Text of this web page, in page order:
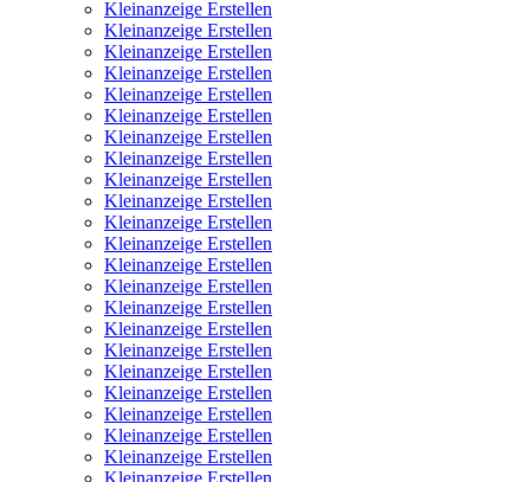
Kleinanzeige Erstellen
Kleinanzeige Erstellen
Kleinanzeige Erstellen
Kleinanzeige Erstellen
Kleinanzeige Erstellen
Kleinanzeige Erstellen
Kleinanzeige Erstellen
Kleinanzeige Erstellen
Kleinanzeige Erstellen
Kleinanzeige Erstellen
Kleinanzeige Erstellen
Kleinanzeige Erstellen
Kleinanzeige Erstellen
Kleinanzeige Erstellen
Kleinanzeige Erstellen
Kleinanzeige Erstellen
Kleinanzeige Erstellen
Kleinanzeige Erstellen
Kleinanzeige Erstellen
Kleinanzeige Erstellen
Kleinanzeige Erstellen
Kleinanzeige Erstellen
Kleinanzeige Erstellen